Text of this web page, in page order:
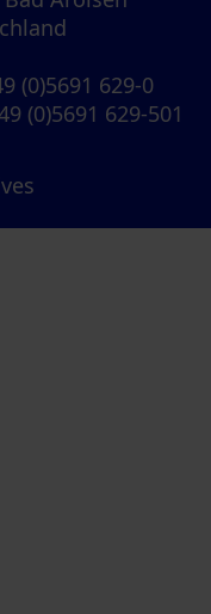
(0)5691 629-0
(0)5691 629-501